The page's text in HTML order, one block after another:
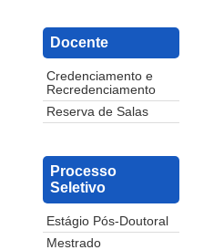
Docente
Credenciamento e
Recredenciamento
Reserva de Salas
Processo
Seletivo
Estágio Pós-Doutoral
Mestrado